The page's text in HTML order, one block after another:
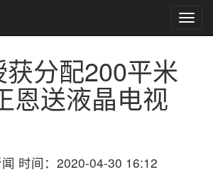
分配200平米
恩送液晶电视
时间：2020-04-30 16:12